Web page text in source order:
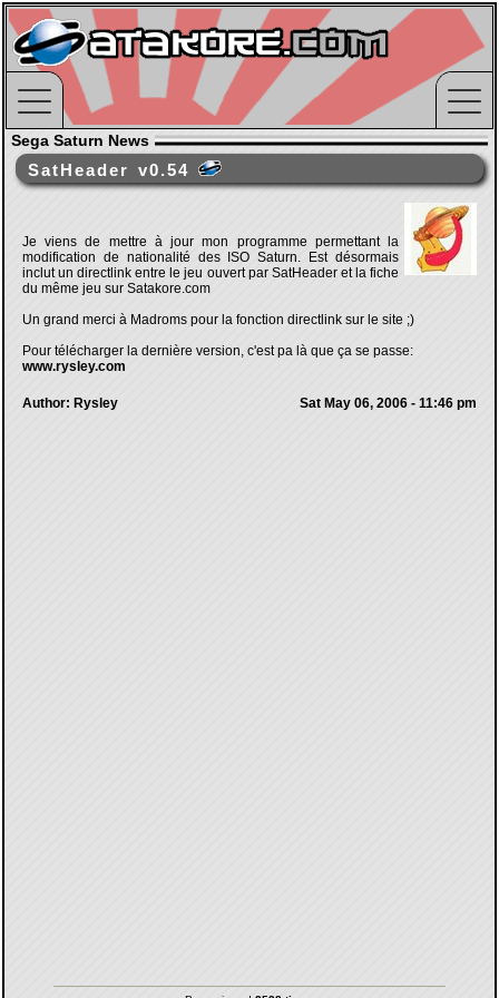
Sega Saturn News
SatHeader v0.54
Je viens de mettre à jour mon programme permettant la
modification de nationalité des ISO Saturn. Est désormais
inclut un directlink entre le jeu ouvert par SatHeader et la fiche
du même jeu sur Satakore.com
Un grand merci à Madroms pour la fonction directlink sur le site ;)
Pour télécharger la dernière version, c'est pa là que ça se passe:
www.rysley.com
Author: Rysley Sat May 06, 2006 - 11:46 pm